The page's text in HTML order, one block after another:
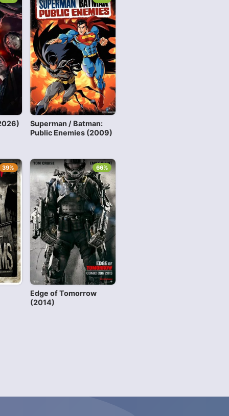
Superman / Batman:
Public Enemies (2009)
39%
Edge of Tomorrow
(2014)
66%